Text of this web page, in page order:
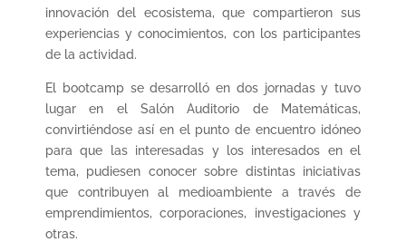
innovación del ecosistema, que compartieron sus
experiencias y conocimientos, con los participantes
de la actividad.
El bootcamp se desarrolló en dos jornadas y tuvo
lugar en el Salón Auditorio de Matemáticas,
convirtiéndose así en el punto de encuentro idóneo
para que las interesadas y los interesados en el
tema, pudiesen conocer sobre distintas iniciativas
que contribuyen al medioambiente a través de
emprendimientos, corporaciones, investigaciones y
otras.